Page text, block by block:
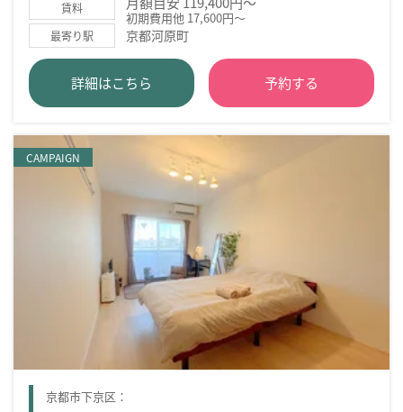
賃料
初期費用他 17,600円～
最寄り駅 京都河原町
詳細はこちら 予約する
CAMPAIGN
京都市下京区：